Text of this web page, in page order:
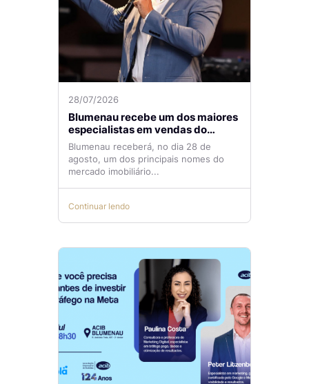
28/07/2026
Blumenau recebe um dos maiores
especialistas em vendas do
mercado imobiliário
Blumenau receberá, no dia 28 de
agosto, um dos principais nomes do
mercado imobiliário...
Continuar lendo